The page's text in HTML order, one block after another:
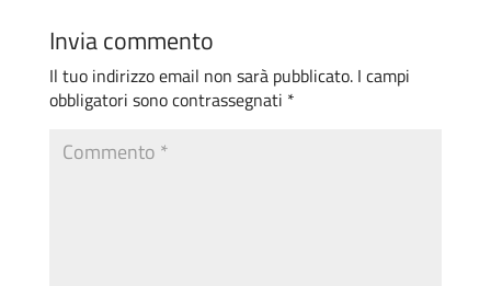
Invia commento
Il tuo indirizzo email non sarà pubblicato. I campi
obbligatori sono contrassegnati *